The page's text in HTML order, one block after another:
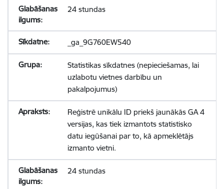
24 stundas
_ga_9G760EW540
Statistikas sīkdatnes (nepieciešamas, lai
uzlabotu vietnes darbību un
pakalpojumus)
Reģistrē unikālu ID priekš jaunākās GA 4
versijas, kas tiek izmantots statistisko
datu iegūšanai par to, kā apmeklētājs
izmanto vietni.
24 stundas